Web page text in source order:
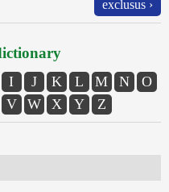
exclusus ›
I J K L M N
O
V W X Y Z